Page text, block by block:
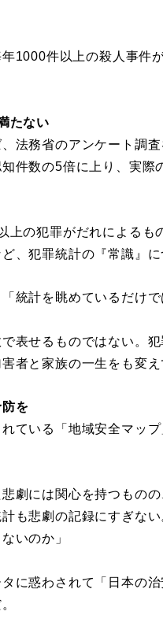
1000件以上の殺人事件
たない
法務省のアンケート調
件数の5倍に上り、実際
上の犯罪がだれによる
、犯罪統計の『常識』
統計を眺めているだけ
表せるものではない。
者と家族の一生をも変え
を
ている「地域安全マッ
悲劇には関心を持つもの
も悲劇の記録にすぎな
いのか」
に惑わされて「日本の